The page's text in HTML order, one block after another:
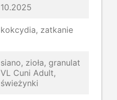
10.2025
kokcydia, zatkanie
siano, zioła, granulat
VL Cuni Adult,
świeżynki